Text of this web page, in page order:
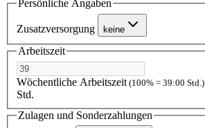
Persönliche Angaben
Zusatzversorgung keine
Arbeitszeit
Wöchentliche Arbeitszeit (100% = 39:00 Std.)
Std.
Zulagen und Sonderzahlungen